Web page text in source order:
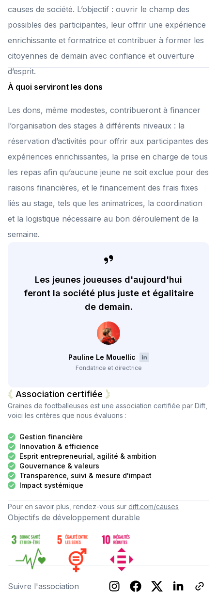
causes de société. L’objectif : ouvrir le champ des
possibles des participantes, leur offrir une expérience
enrichissante et formatrice et contribuer à former les
citoyennes de demain avec confiance et ouverture
d’esprit.
À quoi serviront les dons
Les dons, même modestes, contribueront à financer
l’organisation des stages à différents niveaux : la
réservation d’activités pour offrir aux participantes des
expériences enrichissantes, la prise en charge de tous
les repas afin qu’aucune jeune ne soit exclue pour des
raisons financières, et le financement des frais fixes
liés au stage, tels que les animatrices, la coordination
et la logistique nécessaire au bon déroulement de la
semaine.
Les jeunes joueuses d'aujourd'hui
feront la société plus juste et égalitaire
de demain.
Pauline Le Mouellic
Fondatrice et directrice
Association certifiée
Graines de footballeuses est une association certifiée par Dift,
voici les critères que nous évaluons :
Gestion financière
Innovation & efficience
Esprit entrepreneurial, agilité & ambition
Gouvernance & valeurs
Transparence, suivi & mesure d'impact
Impact systémique
Pour en savoir plus, rendez-vous sur dift.com/causes
Objectifs de développement durable
Suivre l'association